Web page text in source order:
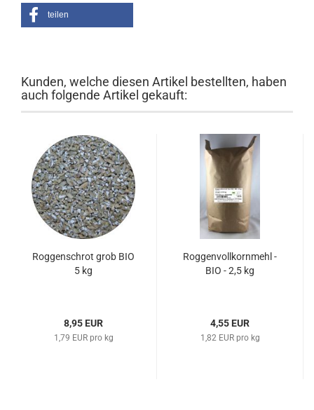
teilen
Kunden, welche diesen Artikel bestellten, haben
auch folgende Artikel gekauft:
Roggenschrot grob BIO
5 kg
8,95 EUR
1,79 EUR pro kg
Roggenvollkornmehl -
BIO - 2,5 kg
4,55 EUR
1,82 EUR pro kg